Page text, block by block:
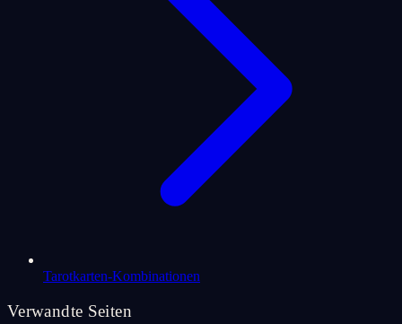
Tarotkarten-Kombinationen
Verwandte Seiten